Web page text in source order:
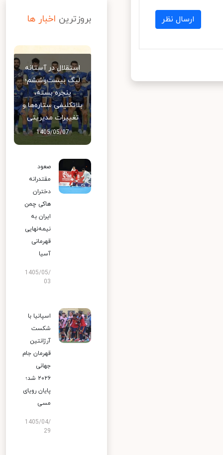
ارسال نظر بروزترین اخبار ها
استقلال در آستانه
لیگ بیست‌وششم؛
پنجره بسته،
بلاتکلیفی ستاره‌ها و
تغییرات مدیریتی
1405/05/07
صعود
مقتدرانه
دختران
هاکی چمن
ایران به
نیمه‌نهایی
قهرمانی
آسیا
1405/05/
03
اسپانیا با
شکست
آرژانتین
قهرمان جام
جهانی
۲۰۲۶ شد؛
پایان رویای
مسی
1405/04/
29